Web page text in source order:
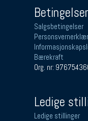
Betingelser
Salgsbetingelser
Bærekraft
Org. nr:
Ledige
Ledige stillinger